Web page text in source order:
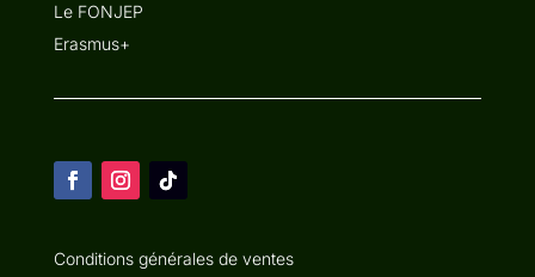
Le FONJEP
Erasmus+
Conditions générales de ventes